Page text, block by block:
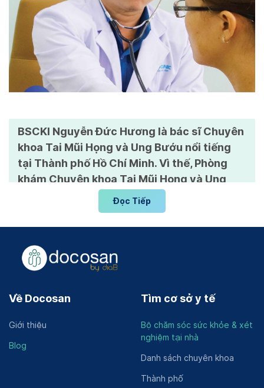
BSCKI Nguyễn Đức Hương là bác sĩ Chuyên
khoa Tai Mũi Họng và Ung Bướu nổi tiếng
tại Thành phố Hồ Chí Minh. Vì thế, Phòng
khám Chuyên khoa Tai Mũi Họng và Ung
bướu - BS.CKI Nguyễn Đức Hương là một
trong những địa chỉ uy tín được đông đảo
người bệnh tin tưởng để khám và chữa
bệnh.
Tổng quan về Phòng khám Chuyên
BS.CKI Nguyễn Đức Hương
Phòng khám Chuyên khoa Tai Mũi Họng và Ung bướu
BSCKI Nguyễn Đức Hương hiện có 2 cơ sở tại Thành
phố Hồ Chí Minh, do bác sĩ Hương đảm nhiệm vai trò
việc giúp đỡ cho nhiều bệnh nhân cải thiện triệu chứng
Đọc Tiếp
Về Docosan
Giới thiệu
Blog
Tìm cơ sở y tế
Bộ chăm sóc sức khỏe & xét
nghiệm tại nhà
Danh sách chuyên khoa
Thành phố